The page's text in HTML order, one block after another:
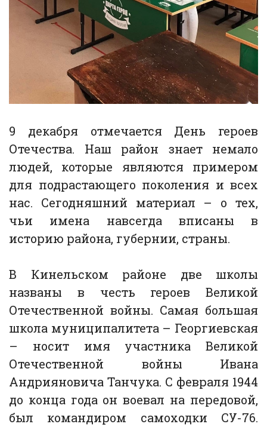
9 декабря отмечается День героев
Отечества. Наш район знает немало
людей, которые являются примером
для подрастающего поколения и всех
нас. Сегодняшний материал – о тех,
чьи имена навсегда вписаны в
историю района, губернии, страны.
В Кинельском районе две школы
названы в честь героев Великой
Отечественной войны. Самая большая
школа муниципалитета – Георгиевская
– носит имя участника Великой
Отечественной войны Ивана
Андрияновича Танчука. С февраля 1944
до конца года он воевал на передовой,
был командиром самоходки СУ-76.